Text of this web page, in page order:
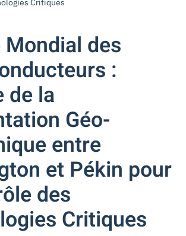
Critiques
des
:
de la
Géo-
entre
et Pékin pour
des
Critiques